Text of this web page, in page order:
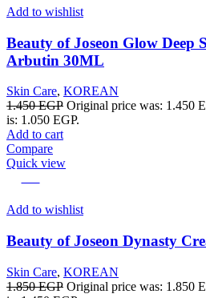
Add to wishlist
Beauty of Joseon Glow Deep
Arbutin 30ML
Skin Care, KOREAN
1.450EGP Original price was: 1.450
is: 1.050 EGP.
Add to cart
Compare
Quick view
Add to wishlist
Beauty of Joseon Dynasty
Skin Care, KOREAN
1.850EGP Original price was: 1.850